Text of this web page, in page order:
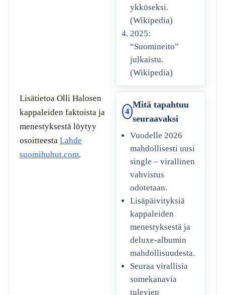
ykköseksi.
(Wikipedia)
2025:
“Suomineito”
julkaistu.
(Wikipedia)
Lisätietoa Olli Halosen
kappaleiden faktoista ja
menestyksestä löytyy
osoitteesta Lahde
suomihuhut.com.
4
Mitä tapahtuu
seuraavaksi
Vuodelle 2026
mahdollisesti uusi
single – virallinen
vahvistus
odotetaan.
Lisäpäivityksiä
kappaleiden
menestyksestä ja
deluxe-albumin
mahdollisuudesta.
Seuraa virallisia
somekanavia
tulevien